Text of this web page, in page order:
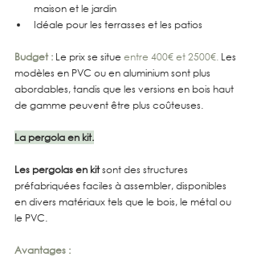
maison et le jardin
Idéale pour les terrasses et les patios
Budget : Le prix se situe entre 400€ et 2500€. Les
modèles en PVC ou en aluminium sont plus
abordables, tandis que les versions en bois haut
de gamme peuvent être plus coûteuses.
La pergola en kit.
Les pergolas en kit sont des structures
préfabriquées faciles à assembler, disponibles
en divers matériaux tels que le bois, le métal ou
le PVC.
Avantages :